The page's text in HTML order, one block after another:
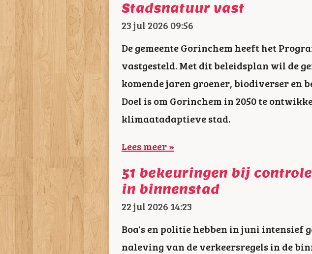
Stadsnatuur vast
23 jul 2026 09:56
De gemeente Gorinchem heeft het
vastgesteld. Met dit beleidsplan wil de
komende jaren groener, biodiverser en
Doel is om Gorinchem in 2050 te
klimaatadaptieve stad.
Lees meer »
51 bekeuringen bij
in binnenstad
22 jul 2026 14:23
Boa's en politie hebben in juni intensief
naleving van de verkeersregels in de